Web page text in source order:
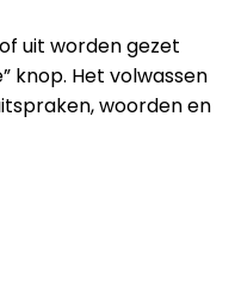
uit worden gezet
knop. Het volwassen
woorden en